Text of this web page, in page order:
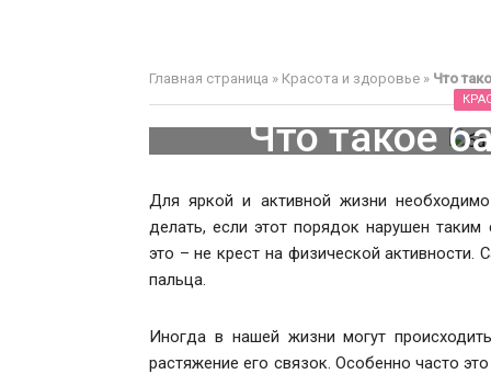
Главная страница » Красота и здоровье » Что
Что такое
Для яркой и активной жизни
делать, если этот порядок нарушен
это – не крест на физической
пальца.
Иногда в нашей жизни могут
растяжение его связок. Особенно часто